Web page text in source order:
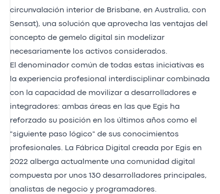
circunvalación interior de Brisbane, en Australia, con
Sensat), una solución que aprovecha las ventajas del
concepto de gemelo digital sin modelizar
necesariamente los activos considerados.
El denominador común de todas estas iniciativas es
la experiencia profesional interdisciplinar combinada
con la capacidad de movilizar a desarrolladores e
integradores: ambas áreas en las que Egis ha
reforzado su posición en los últimos años como el
"siguiente paso lógico" de sus conocimientos
profesionales. La Fábrica Digital creada por Egis en
2022 alberga actualmente una comunidad digital
compuesta por unos 130 desarrolladores principales,
analistas de negocio y programadores.